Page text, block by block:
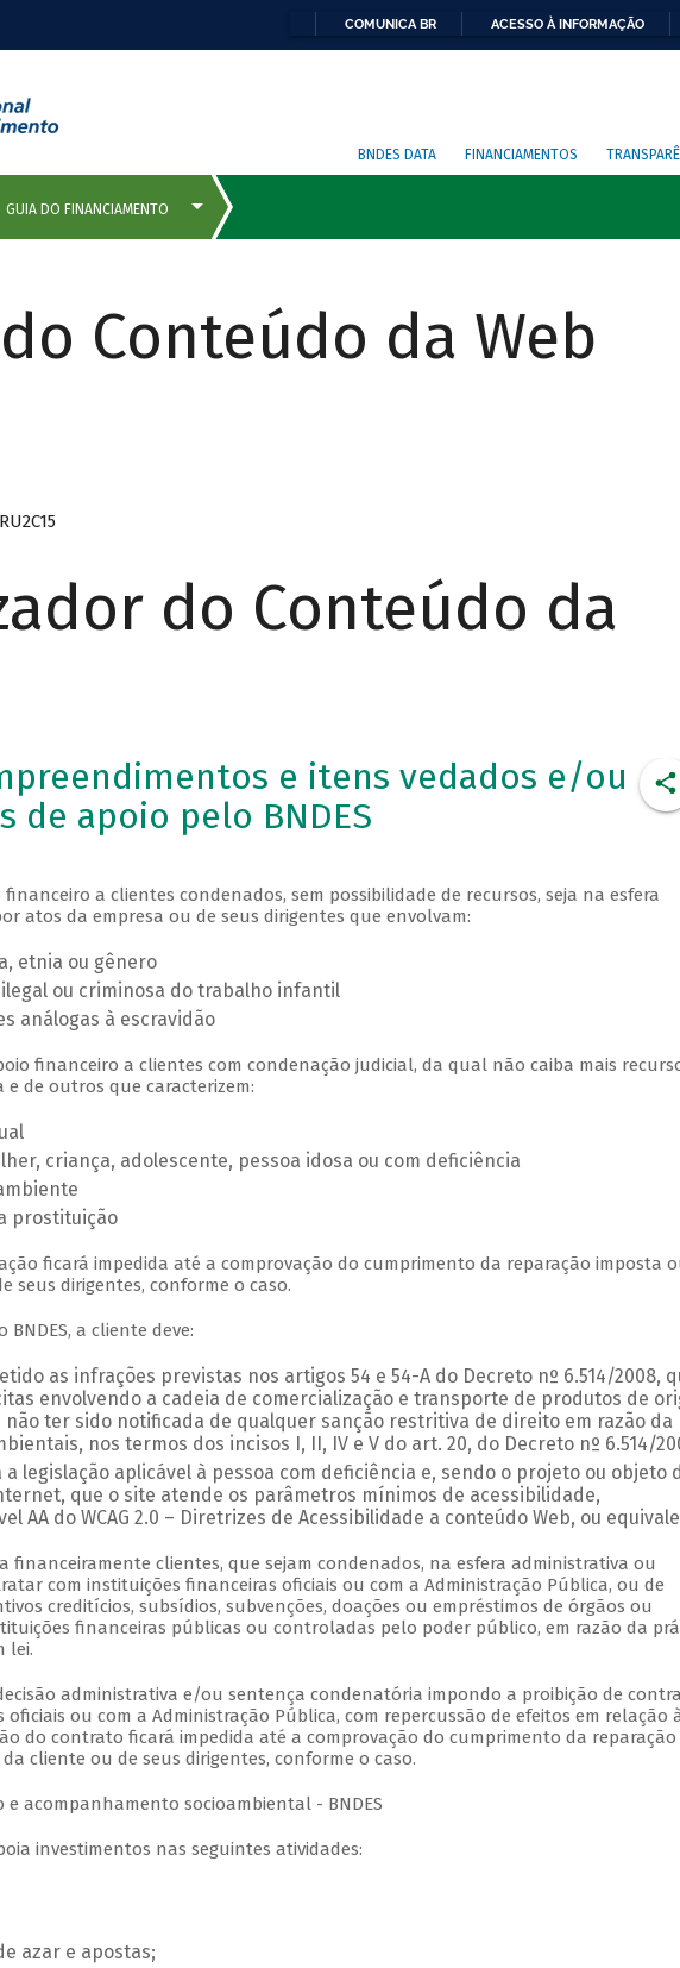
COMUNICA BR ACESSO À INFORMAÇÃO
BNDES DATA FINANCIAMENTOS
Conteúdo da Web
do Conteúdo da
e itens vedados e/ou
de apoio pelo BNDES
financeiro a clientes condenados, sem possibilidade de recursos, seja na esfera
atos da empresa ou de seus dirigentes que envolvam:
etnia ou gênero
ou criminosa do trabalho infantil
análogas à escravidão
financeiro a clientes com condenação judicial, da qual não caiba mais
de outros que caracterizem:
criança, adolescente, pessoa idosa ou com deficiência
prostituição
ficará impedida até a comprovação do cumprimento da reparação imposta
seus dirigentes, conforme o caso.
a cliente deve:
as infrações previstas nos artigos 54 e 54-A do Decreto nº 6.514/2008,
envolvendo a cadeia de comercialização e transporte de produtos de
não ter sido notificada de qualquer sanção restritiva de direito em razão da
nos termos dos incisos I, II, IV e V do art. 20, do Decreto nº 6.514/
legislação aplicável à pessoa com deficiência e, sendo o projeto ou objeto
que o site atende os parâmetros mínimos de acessibilidade,
AA do WCAG 2.0 – Diretrizes de Acessibilidade a conteúdo Web, ou
financeiramente clientes, que sejam condenados, na esfera administrativa ou
com instituições financeiras oficiais ou com a Administração Pública, ou de
creditícios, subsídios, subvenções, doações ou empréstimos de órgãos ou
financeiras públicas ou controladas pelo poder público, em razão da
lei.
administrativa e/ou sentença condenatória impondo a proibição de
ou com a Administração Pública, com repercussão de efeitos em relação
do contrato ficará impedida até a comprovação do cumprimento da reparação
cliente ou de seus dirigentes, conforme o caso.
e acompanhamento socioambiental - BNDES
investimentos nas seguintes atividades:
azar e apostas;